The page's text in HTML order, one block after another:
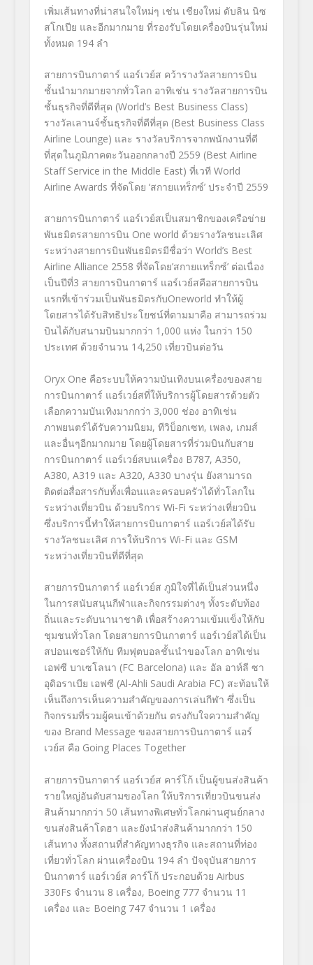
เพิ่มเส้นทางที่น่าสนใจใหม่ๆ เช่น เชียงใหม่ ดับลิน นิซ
สโกเปีย และอีกมากมาย ที่รองรับโดยเครื่องบินรุ่นใหม่
ทั้งหมด 194 ลำ
สายการบินกาตาร์ แอร์เวย์ส คว้ารางวัลสายการบิน
ชั้นนำมากมายจากทั่วโลก อาทิเช่น รางวัลสายการบิน
ชั้นธุรกิจที่ดีที่สุด (World’s Best Business Class)
รางวัลเลานจ์ชั้นธุรกิจที่ดีที่สุด (Best Business Class
Airline Lounge) และ รางวัลบริการจากพนักงานที่ดี
ที่สุดในภูมิภาคตะวันออกกลางปี 2559 (Best Airline
Staff Service in the Middle East) ที่เวที World
Airline Awards ที่จัดโดย ‘สกายแทร็กซ์’ ประจำปี 2559
สายการบินกาตาร์ แอร์เวย์สเป็นสมาชิกของเครือข่าย
พันธมิตรสายการบิน One world ด้วยรางวัลชนะเลิศ
ระหว่างสายการบินพันธมิตรมีชื่อว่า World’s Best
Airline Alliance 2558 ที่จัดโดย’สกายแทร็กซ์’ ต่อเนื่อง
เป็นปีที่3 สายการบินกาตาร์ แอร์เวย์สคือสายการบิน
แรกที่เข้าร่วมเป็นพันธมิตรกับOneworld ทำให้ผู้
โดยสารได้รับสิทธิประโยชน์ที่ตามมาคือ สามารถร่วม
บินได้กับสนามบินมากกว่า 1,000 แห่ง ในกว่า 150
ประเทศ ด้วยจำนวน 14,250 เที่ยวบินต่อวัน
Oryx One คือระบบให้ความบันเทิงบนเครื่องของสาย
การบินกาตาร์ แอร์เวย์สที่ให้บริการผู้โดยสารด้วยตัว
เลือกความบันเทิงมากกว่า 3,000 ช่อง อาทิเช่น
ภาพยนตร์ได้รับความนิยม, ทีวิบ็อกเซท, เพลง, เกมส์
และอื่นๆอีกมากมาย โดยผู้โดยสารที่ร่วมบินกับสาย
การบินกาตาร์ แอร์เวย์สบนเครื่อง B787, A350,
A380, A319 และ A320, A330 บางรุ่น ยังสามารถ
ติดต่อสื่อสารกับทั้งเพื่อนและครอบครัวได้ทั่วโลกใน
ระหว่างเที่ยวบิน ด้วยบริการ Wi-Fi ระหว่างเที่ยวบิน
ซึ่งบริการนี้ทำให้สายการบินกาตาร์ แอร์เวย์สได้รับ
รางวัลชนะเลิศ การให้บริการ Wi-Fi และ GSM
ระหว่างเที่ยวบินที่ดีที่สุด
สายการบินกาตาร์ แอร์เวย์ส ภูมิใจที่ได้เป็นส่วนหนึ่ง
ในการสนับสนุนกีฬาและกิจกรรมต่างๆ ทั้งระดับท้อง
ถิ่นและระดับนานาชาติ เพื่อสร้างความเข้มแข็งให้กับ
ชุมชนทั่วโลก โดยสายการบินกาตาร์ แอร์เวย์สได้เป็น
สปอนเซอร์ให้กับ ทีมฟุตบอลชั้นนำของโลก อาทิเช่น
เอฟซี บาเซโลนา (FC Barcelona) และ อัล อาห์ลี ซา
อุดิอราเบีย เอฟซี (Al-Ahli Saudi Arabia FC) สะท้อนให้
เห็นถึงการเห็นความสำคัญของการเล่นกีฬา ซึ่งเป็น
กิจกรรมที่รวมผู้คนเข้าด้วยกัน ตรงกับใจความสำคัญ
ของ Brand Message ของสายการบินกาตาร์ แอร์
เวย์ส คือ Going Places Together
สายการบินกาตาร์ แอร์เวย์ส คาร์โก้ เป็นผู้ขนส่งสินค้า
รายใหญ่อันดับสามของโลก ให้บริการเที่ยวบินขนส่ง
สินค้ามากกว่า 50 เส้นทางพิเศษทั่วโลกผ่านศูนย์กลาง
ขนส่งสินค้าโดฮา และยังนำส่งสินค้ามากกว่า 150
เส้นทาง ทั้งสถานที่สำคัญทางธุรกิจ และสถานที่ท่อง
เที่ยวทั่วโลก ผ่านเครื่องบิน 194 ลำ ปัจจุบันสายการ
บินกาตาร์ แอร์เวย์ส คาร์โก้ ประกอบด้วย Airbus
330Fs จำนวน 8 เครื่อง, Boeing 777 จำนวน 11
เครื่อง และ Boeing 747 จำนวน 1 เครื่อง